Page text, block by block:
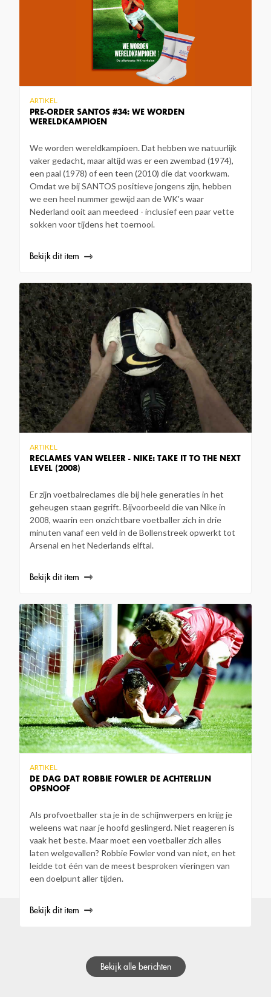
PRE-ORDER SANTOS #34: WE WORDEN
WERELDKAMPIOEN
ARTIKEL
We worden wereldkampioen. Dat hebben we natuurlijk
vaker gedacht, maar altijd was er een zwembad (1974),
een paal (1978) of een teen (2010) die dat voorkwam.
Omdat we bij SANTOS positieve jongens zijn, hebben
we een heel nummer gewijd aan de WK's waar
Nederland ooit aan meedeed - inclusief een paar vette
sokken voor tijdens het toernooi.
Bekijk dit item
RECLAMES VAN WELEER - NIKE: TAKE IT TO THE NEXT
LEVEL (2008)
ARTIKEL
Er zijn voetbalreclames die bij hele generaties in het
geheugen staan gegrift. Bijvoorbeeld die van Nike in
2008, waarin een onzichtbare voetballer zich in drie
minuten vanaf een veld in de Bollenstreek opwerkt tot
Arsenal en het Nederlands elftal.
Bekijk dit item
DE DAG DAT ROBBIE FOWLER DE ACHTERLIJN
OPSNOOF
ARTIKEL
Als profvoetballer sta je in de schijnwerpers en krijg je
weleens wat naar je hoofd geslingerd. Niet reageren is
vaak het beste. Maar moet een voetballer zich alles
laten welgevallen? Robbie Fowler vond van niet, en het
leidde tot één van de meest besproken vieringen van
een doelpunt aller tijden.
Bekijk dit item
Bekijk alle berichten